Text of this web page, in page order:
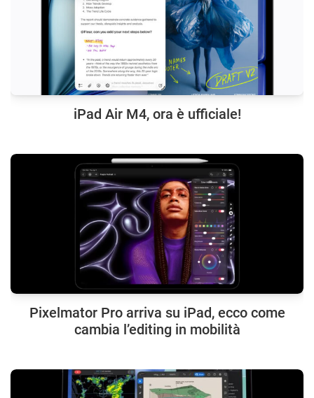
iPad Air M4, ora è ufficiale!
Pixelmator Pro arriva su iPad, ecco come
cambia l’editing in mobilità